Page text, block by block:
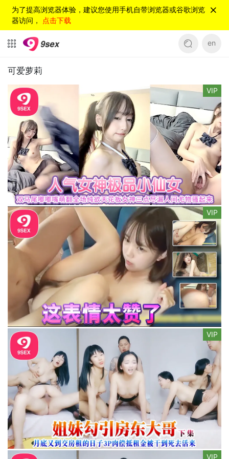
为了提高浏览器体验，建议您使用手机自带浏览器或谷歌浏览
器访问， 点击下载
en
可爱萝莉
VIP
VIP
VIP
VIP